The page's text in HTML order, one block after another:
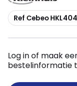
Kopiëren
Ref Cebeo
Log in of maak
bestelinformatie